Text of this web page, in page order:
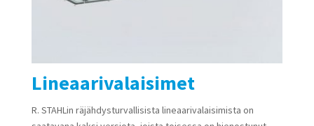
Lineaarivalaisimet
R. STAHLin räjähdysturvallisista lineaarivalaisimista on